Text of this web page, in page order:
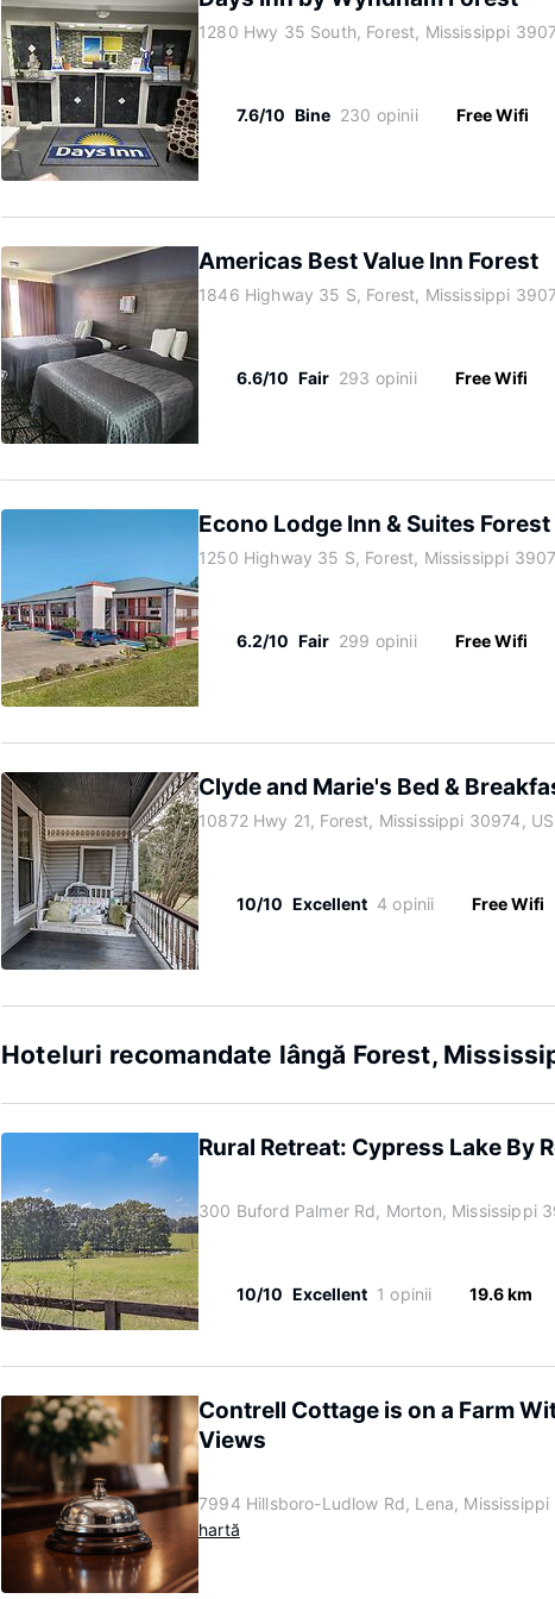
1280 Hwy 35 South, Forest, Mississippi
7.6/10 Bine 230 opinii Free Wifi
Americas Best Value Inn Forest
1846 Highway 35 S, Forest, Mississippi
6.6/10 Fair 293 opinii Free Wifi
Econo Lodge Inn & Suites Forest
1250 Highway 35 S, Forest, Mississippi
6.2/10 Fair 299 opinii Free Wifi
Clyde and Marie's Bed &
10872 Hwy 21, Forest, Mississippi 30974, US
10/10 Excellent 4 opinii Free Wifi
Hoteluri recomandate lângă Forest,
Rural Retreat: Cypress Lake By
300 Buford Palmer Rd, Morton, Mississippi
10/10 Excellent 1 opinii 19.6 km
Contrell Cottage is on a Farm
Views
7994 Hillsboro-Ludlow Rd, Lena, Mississippi
hartă